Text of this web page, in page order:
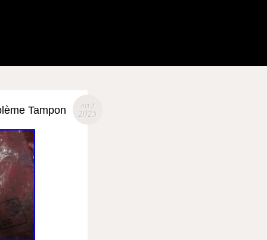
oct 3
2025
Tampon